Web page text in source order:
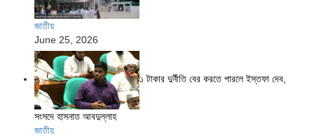
জাতীয়
June 25, 2026
১ টাকার দুর্নীতি বের করতে পারলে ইস্তফা দেব,
সংসদে হাসনাত আবদুল্লাহ
জাতীয়